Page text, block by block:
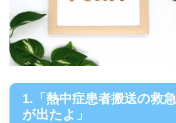
1.「熱中症患者搬送の救
が出たよ」